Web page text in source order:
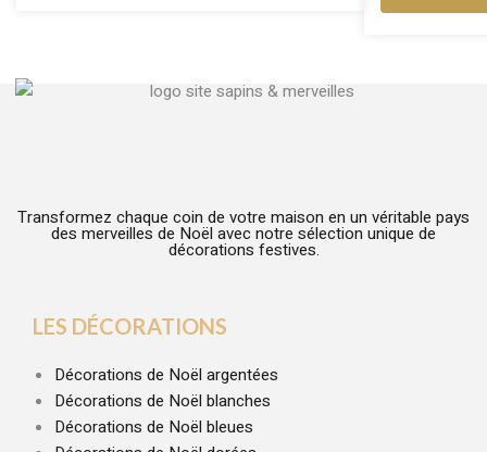
Transformez chaque coin de votre maison en un véritable pays
des merveilles de Noël avec notre sélection unique de
décorations festives.
LES DÉCORATIONS
Décorations de Noël argentées
Décorations de Noël blanches
Décorations de Noël bleues